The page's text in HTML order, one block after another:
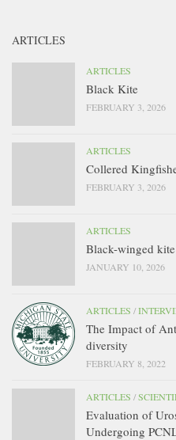
ARTICLES
ARTICLES
Black Kite
FEBRUARY 3, 2026
ARTICLES
Collered
FEBRUARY 3, 2026
ARTICLES
Black-winged kite
JANUARY 10, 2026
ARTICLES /
The Impact of
diversity
FEBRUARY 8, 2022
ARTICLES /
Evaluation of
Undergoing